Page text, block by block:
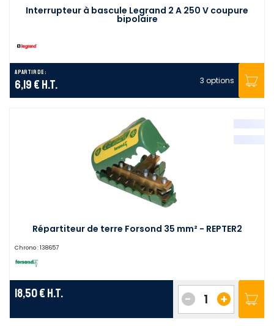
Interrupteur à bascule Legrand 2 A 250 V coupure
bipolaire
A partir de :
6,19 € H.T. 3 options
Répartiteur de terre Forsond 35 mm² - REPTER2
Chrono : 138657
18,50 € H.T. +
-